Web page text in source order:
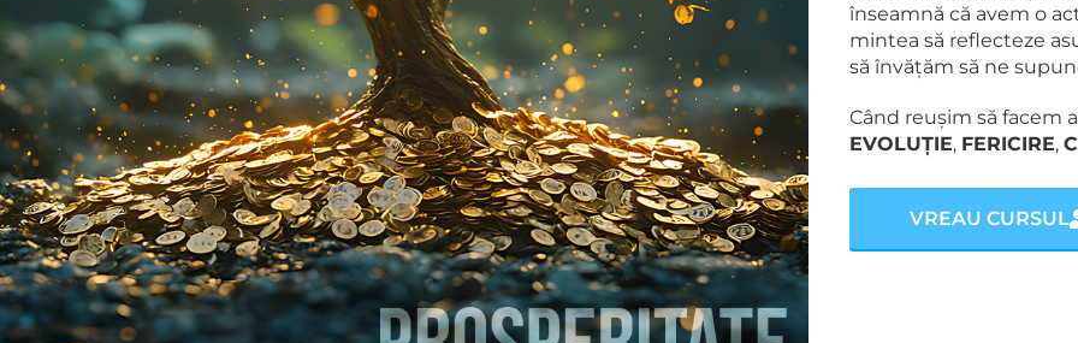
înseamnă că avem o
mintea să reflecteze
să învățăm să ne
Când reușim să facem
EVOLUȚIE, FERICIRE,
VREAU CURSUL